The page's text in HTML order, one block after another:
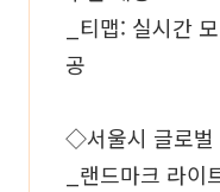
_티맵: 실시간
공
◇서울시 글로벌
_랜드마크 라